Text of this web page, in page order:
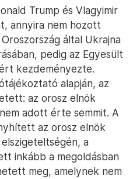
Trump és Vlagyimir
annyira nem hozott
által Ukrajna
pedig az Egyesült
kezdeményezte.
alapján, az
az orosz elnök
adott érte semmit. A
az orosz elnök
a
inkább a megoldásban
meg, amelynek nem